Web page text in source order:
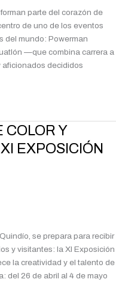
parte del corazón de
de uno de los eventos
del mundo: Powerman
—que combina carrera a
decididos
COLOR Y
EXPOSICIÓN
se prepara para recibir
y visitantes: la XI Exposición
la creatividad y el talento de
del 26 de abril al 4 de mayo